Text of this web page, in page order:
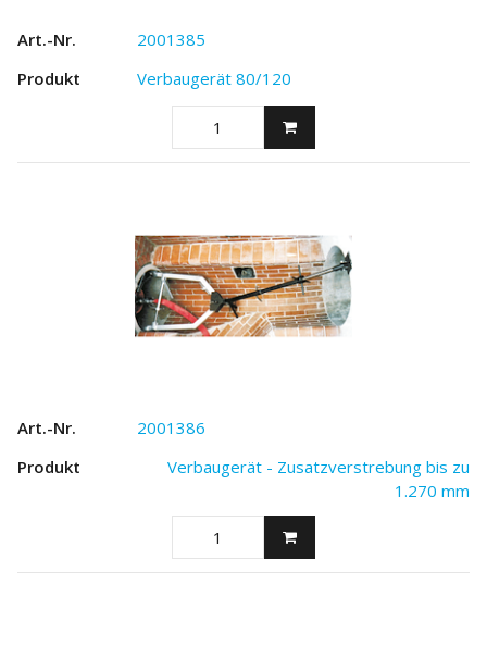
2001385
Verbaugerät 80/120
2001386
Verbaugerät - Zusatzverstrebung bis zu
1.270 mm